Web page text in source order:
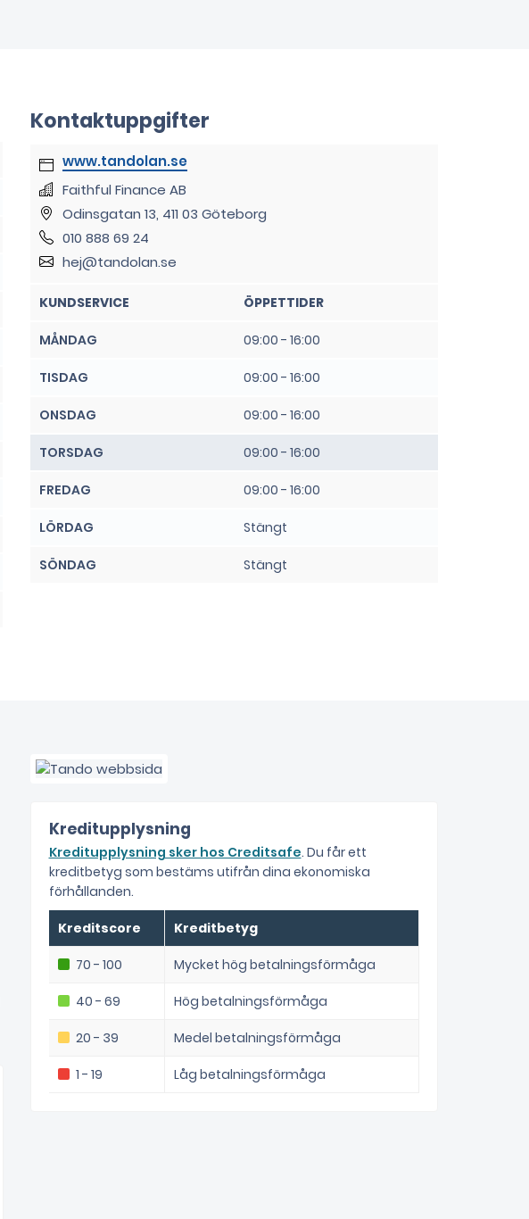
Kontaktuppgifter
www.tandolan.se
Faithful Finance AB
Odinsgatan 13, 411 03 Göteborg
010 888 69 24
hej@tandolan.se
KUNDSERVICE ÖPPETTIDER
MÅNDAG 09:00 - 16:00
TISDAG 09:00 - 16:00
ONSDAG 09:00 - 16:00
TORSDAG 09:00 - 16:00
FREDAG 09:00 - 16:00
LÖRDAG Stängt
SÖNDAG Stängt
Kreditupplysning
Kreditupplysning sker hos Creditsafe. Du får ett
kreditbetyg som bestäms utifrån dina ekonomiska
förhållanden.
Kreditscore Kreditbetyg
70 - 100 Mycket hög betalningsförmåga
40 - 69 Hög betalningsförmåga
20 - 39 Medel betalningsförmåga
1 - 19 Låg betalningsförmåga